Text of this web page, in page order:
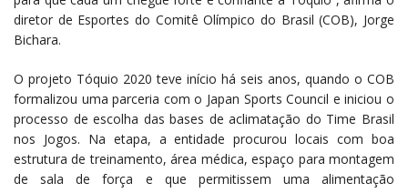
diretor de Esportes do Comitê Olímpico do Brasil (COB), Jorge
Bichara.
O projeto Tóquio 2020 teve início há seis anos, quando o COB
formalizou uma parceria com o Japan Sports Council e iniciou o
processo de escolha das bases de aclimatação do Time Brasil
nos Jogos. Na etapa, a entidade procurou locais com boa
estrutura de treinamento, área médica, espaço para montagem
de sala de força e que permitissem uma alimentação